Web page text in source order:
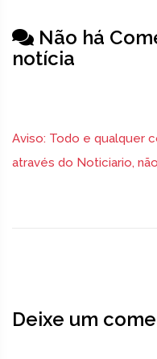
Não há
notícia
Aviso: Todo e qualquer
através do Noticiario,
Deixe um